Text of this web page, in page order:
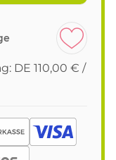
DE 110,00 € /